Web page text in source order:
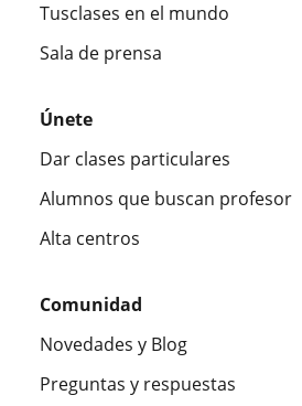
Tusclases en el mundo
Sala de prensa
Únete
Dar clases particulares
Alumnos que buscan profesor
Alta centros
Comunidad
Novedades y Blog
Preguntas y respuestas